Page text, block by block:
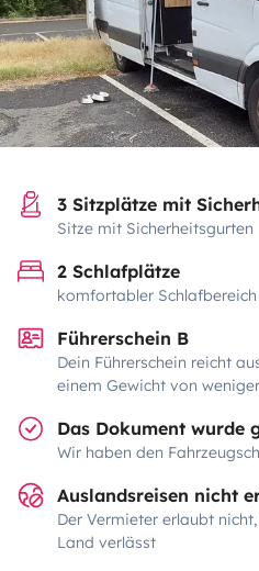
3 Sitzplätze mit
Sitze mit Sicherheitsgurten
2 Schlafplätze
komfortabler Schlafbereich
Führerschein B
Dein Führerschein reicht
einem Gewicht von
Das Dokument wurde
Wir haben den
Auslandsreisen nicht
Der Vermieter erlaubt
Land verlässt